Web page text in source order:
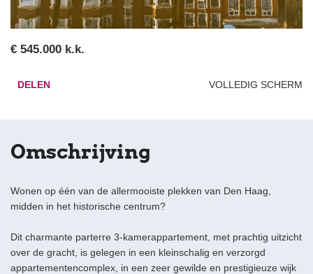
€ 545.000 k.k.
DELEN VOLLEDIG SCHERM
Omschrijving
Wonen op één van de allermooiste plekken van Den Haag,
midden in het historische centrum?
Dit charmante parterre 3-kamerappartement, met prachtig uitzicht
over de gracht, is gelegen in een kleinschalig en verzorgd
appartementencomplex, in een zeer gewilde en prestigieuze wijk